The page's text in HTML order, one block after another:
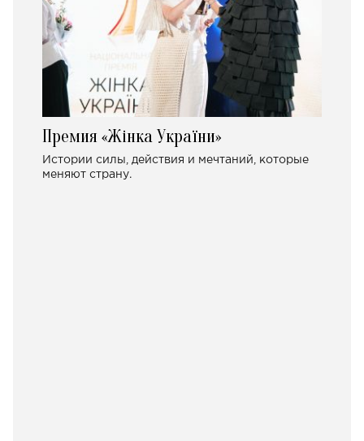
Премия «Жінка України»
Истории силы, действия и мечтаний, которые
меняют страну.